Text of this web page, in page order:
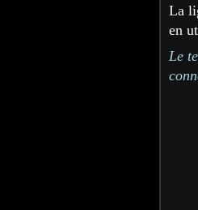
La
en
Le